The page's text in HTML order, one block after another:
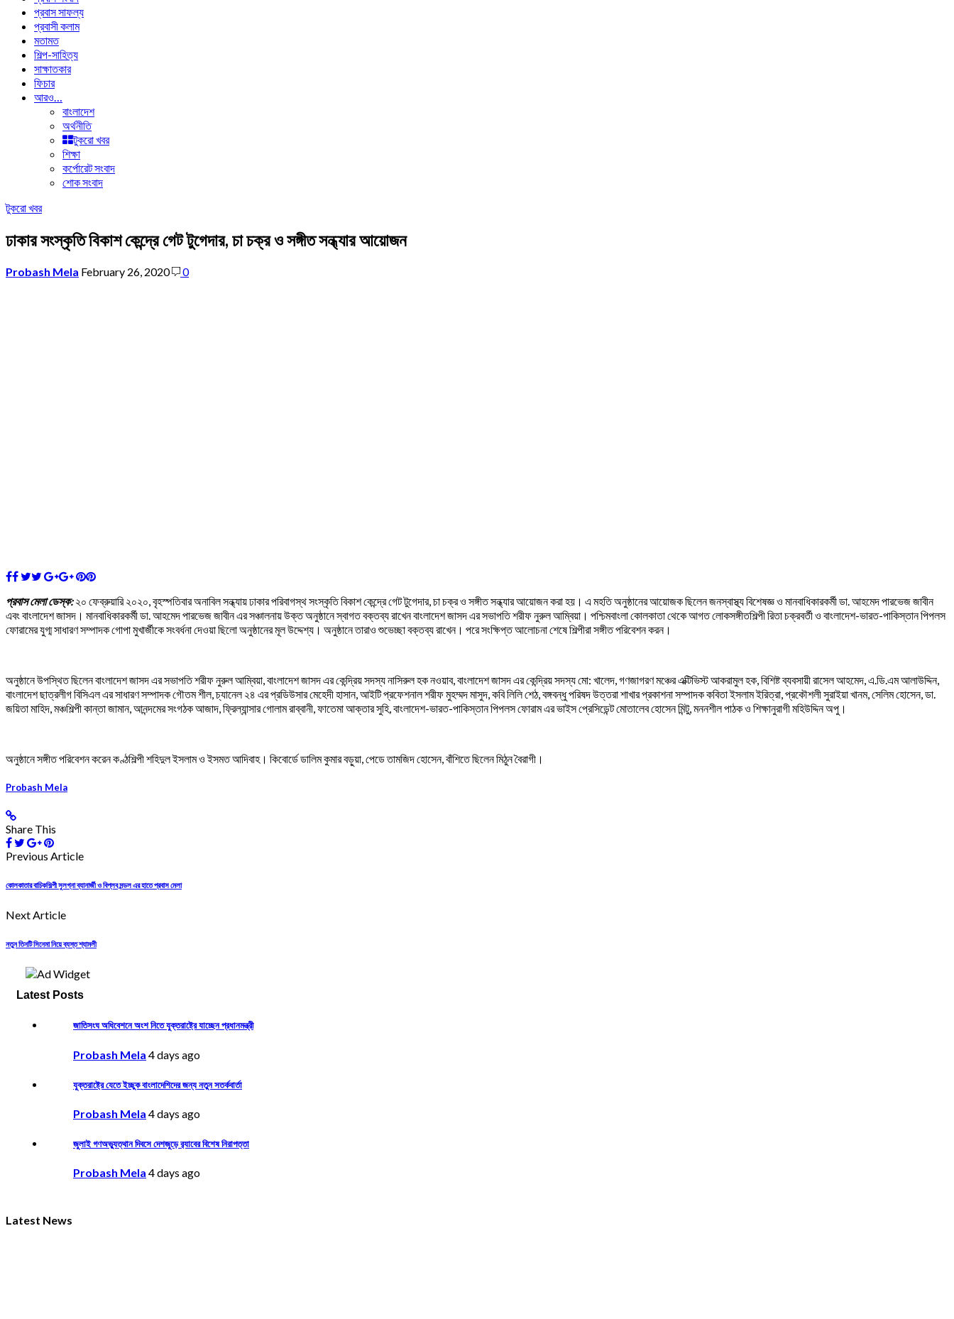
প্রবাস সাফল্য
প্রবাসী কলাম
মতামত
শিল্প-সাহিত্য
সাক্ষাতকার
ফিচার
আরও…
বাংলাদেশ
অর্থনীতি
টুকরো খবর
শিক্ষা
কর্পোরেট সংবাদ
শোক সংবাদ
টুকরো খবর
ঢাকার সংস্কৃতি বিকাশ কেন্দ্রে গেট টুগেদার, চা চক্র ও সঙ্গীত সন্ধ্যার আয়োজন
Probash Mela February 26, 2020 0
প্রবাস মেলা ডেস্ক:২০ ফেব্রুয়ারি ২০২০, বৃহস্পতিবার অনাবিল সন্ধ্যায় ঢাকার পরিবাগস্থ সংস্কৃতি বিকাশ কেন্দ্রে গেট টুগেদার, চা চক্র ও সঙ্গীত সন্ধ্যার আয়োজন করা হয়। এ মহতি অনুষ্ঠানের আয়োজক ছিলেন জনস্বাস্থ্য বিশেষজ্ঞ ও মানবাধিকারকর্মী ডা. আহমেদ পারভেজ জাবীন
এবং বাংলাদেশ জাসদ। মানবাধিকারকর্মী ডা. আহমেদ পারভেজ জাবীন এর সঞ্চালনায় উক্ত অনুষ্ঠানে স্বাগত বক্তব্য রাখেন বাংলাদেশ জাসদ এর সভাপতি শরীফ নুরুল আম্বিয়া। পশ্চিমবাংলা কোলকাতা থেকে আগত লোকসঙ্গীতশিল্পী রিতা চক্রবর্তী ও বাংলাদেশ-ভারত-পাকিস্তান পিপলস
ফোরামের যুগ্ম সাধারণ সম্পাদক গোপা মুখার্জীকে সংবর্ধনা দেওয়া ছিলো অনুষ্ঠানের মূল উদ্দেশ্য। অনুষ্ঠানে তারাও শুভেচ্ছা বক্তব্য রাখেন। পরে সংক্ষিপ্ত আলোচনা শেষে শিল্পীরা সঙ্গীত পরিবেশন করন।
অনুষ্ঠানে উপস্থিত ছিলেন বাংলাদেশ জাসদ এর সভাপতি শরীফ নুরুল আম্বিয়া, বাংলাদেশ জাসদ এর কেন্দ্রিয় সদস্য নাসিরুল হক নওয়াব, বাংলাদেশ জাসদ এর কেন্দ্রিয় সদস্য মো: খালেদ, গণজাগরণ মঞ্চের এক্টিভিস্ট আকরামুল হক, বিশিষ্ট ব্যবসায়ী রাসেল আহমেদ, এ.ডি.এম আলাউদ্দিন,
বাংলাদেশ ছাত্রলীগ বিসিএল এর সাধারণ সম্পাদক গৌতম শীল, চ্যানেল ২৪ এর প্রডিউসার মেহেদী হাসান, আইটি প্রফেশনাল শরীফ মুহম্মদ মাসুদ, কবি লিলি শেঠ, বঙ্গবন্ধু পরিষদ উত্তরা শাখার প্রকাশনা সম্পাদক কবিতা ইসলাম ইরিত্রা, প্রকৌশলী সুরাইয়া খানম, সেলিম হোসেন, ডা.
জয়িতা মাহিদ, মঞ্চশিল্পী কান্তা জামান, আনন্দমের সংগঠক আজাদ, ফ্রিল্যান্সার গোলাম রাব্বানী, ফাতেমা আক্তার সুহি, বাংলাদেশ-ভারত-পাকিস্তান পিপলস ফোরাম এর ভাইস প্রেসিডেন্ট মোতালেব হোসেন মিন্টু, মননশীল পাঠক ও শিক্ষানুরাগী মহিউদ্দিন অপু।
অনুষ্ঠানে সঙ্গীত পরিবেশন করেন কণ্ঠশিল্পী শহিদুল ইসলাম ও ইসমত আদিবাহ। কিবোর্ডে ডালিম কুমার বড়ুয়া, পেডে তামজিদ হোসেন, বাঁশিতে ছিলেন মিঠুন বৈরাগী।
Probash Mela
Share This
Previous Article
কোলকাতার বাচিকশিল্পী সুলগ্না ব্যানার্জী ও বিপ্লব মন্ডল এর হাতে প্রবাস মেলা
Next Article
নতুন তিনটি সিনেমা নিয়ে ব্যস্ত শ্যামলী
Latest Posts
জাতিসংঘ অধিবেশনে অংশ নিতে যুক্তরাষ্ট্রে যাচ্ছেন প্রধানমন্ত্রী
Probash Mela 4 days ago
যুক্তরাষ্ট্রে যেতে ইচ্ছুক বাংলাদেশিদের জন্য নতুন সতর্কবার্তা
Probash Mela 4 days ago
জুলাই গণঅভ্যুত্থান দিবসে দেশজুড়ে র‌্যাবের বিশেষ নিরাপত্তা
Probash Mela 4 days ago
Latest News